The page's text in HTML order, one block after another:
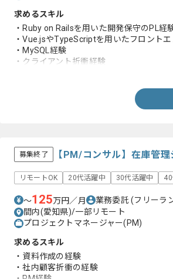
求めるスキル
・Ruby on Railsを用いた開発保守のPL経
・Vue.jsやTypeScriptを用いたフロント
・MySQL経験
・クライアント折衝経験
・Redmineなど課題管理ツールを用いた
募集終了 【PM/コンサル】在庫管
リモートOK 20代活躍中 30代活躍中
〜125万円／月 業務委託(フリーラ
間内(愛知県)/一部リモート
プロジェクトマネージャー(PM)
求めるスキル
・資料作成の経験
・社内顧客折衝の経験